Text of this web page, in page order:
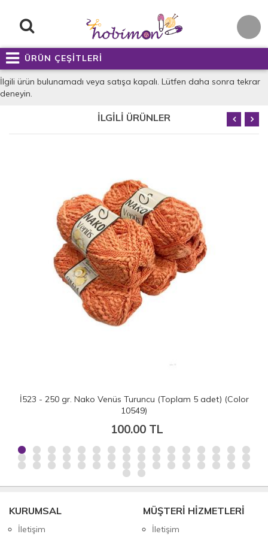
ÜRÜN ÇEŞİTLERİ
İlgili ürün bulunamadı veya satışa kapalı. Lütfen daha sonra tekrar
deneyin.
İLGİLİ ÜRÜNLER
İ523 - 250 gr. Nako Venüs Turuncu (Toplam 5 adet) (Color
10549)
100.00 TL
KURUMSAL
İletişim
MÜŞTERİ HİZMETLERİ
İletişim